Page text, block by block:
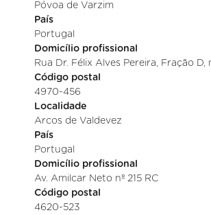
Póvoa de Varzim
País
Portugal
Domicílio profissional
Rua Dr. Félix Alves Pereira, Fração D,
Código postal
4970-456
Localidade
Arcos de Valdevez
País
Portugal
Domicílio profissional
Av. Amilcar Neto nº 215 RC
Código postal
4620-523